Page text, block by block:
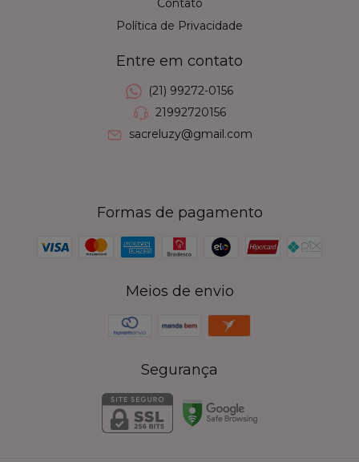
Política de Privacidade
Entre em contato
(21) 99272-0156
21992720156
sacreluzy@gmail.com
Formas de pagamento
Meios de envio
Segurança